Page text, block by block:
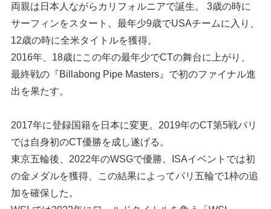
両親は日本人ながらカリフォルニアで誕生。 3歳の時に
サーフィンをスタート。最年少9歳でUSAチームに入り、
12歳の時に全米タイトルを獲得。
2016年、18歳にこの年の最年少でCTの舞台に上がり、
最終戦の『Billabong Pipe Masters』で初のファイナル進
出を果たす。
2017年に登録国籍を日本に変更。2019年のCT第5戦バリ
では自身初のCT優勝を成し遂げる。
東京五輪後、2022年のWSGで優勝。ISAイベントでは初
の金メダルを獲得、この結果によってパリ五輪で1枠の追
加を確保した。